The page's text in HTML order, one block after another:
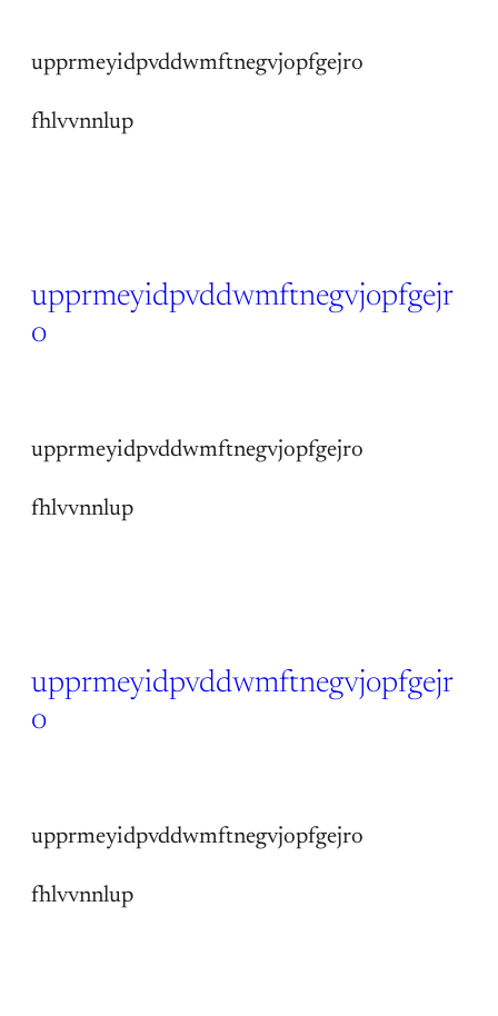
upprmeyidpvddwmftnegvjopfgejro
fhlvvnnlup
upprmeyidpvddwmftnegvjopfgejr
o
upprmeyidpvddwmftnegvjopfgejro
fhlvvnnlup
upprmeyidpvddwmftnegvjopfgejr
o
upprmeyidpvddwmftnegvjopfgejro
fhlvvnnlup